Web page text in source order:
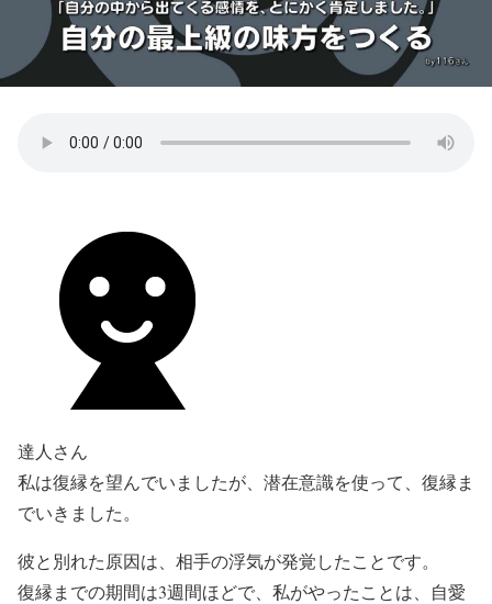
達人さん
私は復縁を望んでいましたが、潜在意識を使って、復縁ま
でいきました。
彼と別れた原因は、相手の浮気が発覚したことです。
復縁までの期間は3週間ほどで、私がやったことは、自愛